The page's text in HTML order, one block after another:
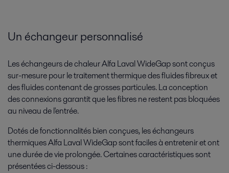
Eau et traitement des eaux Produits chimiques
Pulpe et papier Énergie
Un échangeur personnalisé
Les échangeurs de chaleur Alfa Laval WideGap sont conçus
sur-mesure pour le traitement thermique des fluides fibreux et
des fluides contenant de grosses particules. La conception
des connexions garantit que les fibres ne restent pas bloquées
au niveau de l'entrée.
Dotés de fonctionnalités bien conçues, les échangeurs
thermiques Alfa Laval WideGap sont faciles à entretenir et ont
une durée de vie prolongée. Certaines caractéristiques sont
présentées ci-dessous :